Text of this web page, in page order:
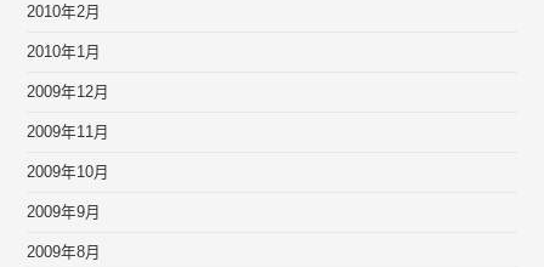
2010年2月
2010年1月
2009年12月
2009年11月
2009年10月
2009年9月
2009年8月